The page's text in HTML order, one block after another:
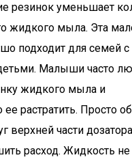
резинок уменьшает
жидкого мыла. Эта
подходит для семей с
Малыши часто
жидкого мыла и
растратить. Просто
верхней части
расход. Жидкость не